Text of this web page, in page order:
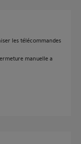
les télécommandes
manuelle a